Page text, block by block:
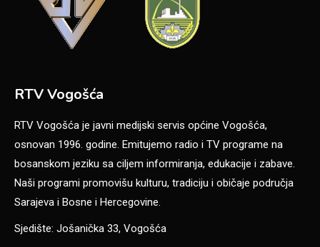
RTV Vogošća
RTV Vogošća je javni medijski servis općine Vogošća,
osnovan 1996. godine. Emitujemo radio i TV programe na
bosanskom jeziku sa ciljem informiranja, edukacije i zabave.
Naši programi promovišu kulturu, tradiciju i običaje područja
Sarajeva i Bosne i Hercegovine.
Sjedište: Jošanička 33, Vogošća